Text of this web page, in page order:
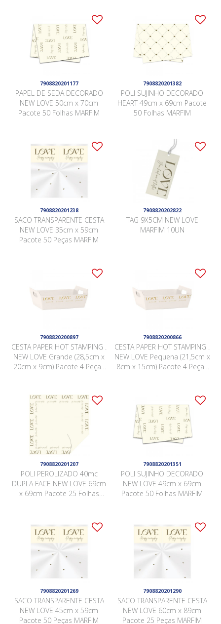
7908820201177
PAPEL DE SEDA DECORADO
NEW LOVE 50cm x 70cm
Pacote 50 Folhas MARFIM
7908820201382
POLI SUJINHO DECORADO
HEART 49cm x 69cm Pacote
50 Folhas MARFIM
7908820201238
SACO TRANSPARENTE CESTA
NEW LOVE 35cm x 59cm
Pacote 50 Peças MARFIM
7908820202822
TAG 9X5CM NEW LOVE
MARFIM 10UN
7908820200897
CESTA PAPER HOT STAMPING .
NEW LOVE Grande (28,5cm x
20cm x 9cm) Pacote 4 Peças
7908820200866
CESTA PAPER HOT STAMPING .
NEW LOVE Pequena (21,5cm x
8cm x 15cm) Pacote 4 Peças
7908820201207
POLI PEROLIZADO 40mc
DUPLA FACE NEW LOVE 69cm
x 69cm Pacote 25 Folhas
7908820201351
POLI SUJINHO DECORADO
NEW LOVE 49cm x 69cm
Pacote 50 Folhas MARFIM
7908820201269
SACO TRANSPARENTE CESTA
NEW LOVE 45cm x 59cm
Pacote 50 Peças MARFIM
7908820201290
SACO TRANSPARENTE CESTA
NEW LOVE 60cm x 89cm
Pacote 25 Peças MARFIM